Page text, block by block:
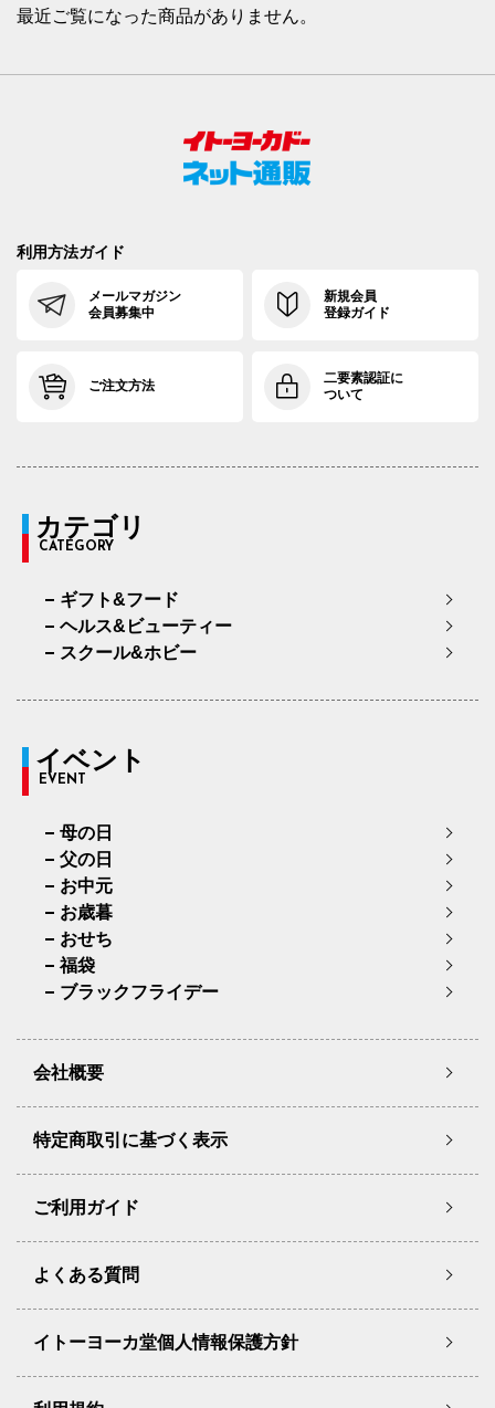
最近ご覧になった商品がありません。
利用方法ガイド
メールマガジン
会員募集中
新規会員
登録ガイド
ご注文方法
二要素認証に
ついて
カテゴリ
CATEGORY
ギフト&フード
ヘルス&ビューティー
スクール&ホビー
イベント
EVENT
母の日
父の日
お中元
お歳暮
おせち
福袋
ブラックフライデー
会社概要
特定商取引に基づく表示
ご利用ガイド
よくある質問
イトーヨーカ堂個人情報保護方針